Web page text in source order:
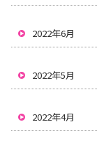
2022年6月
2022年5月
2022年4月